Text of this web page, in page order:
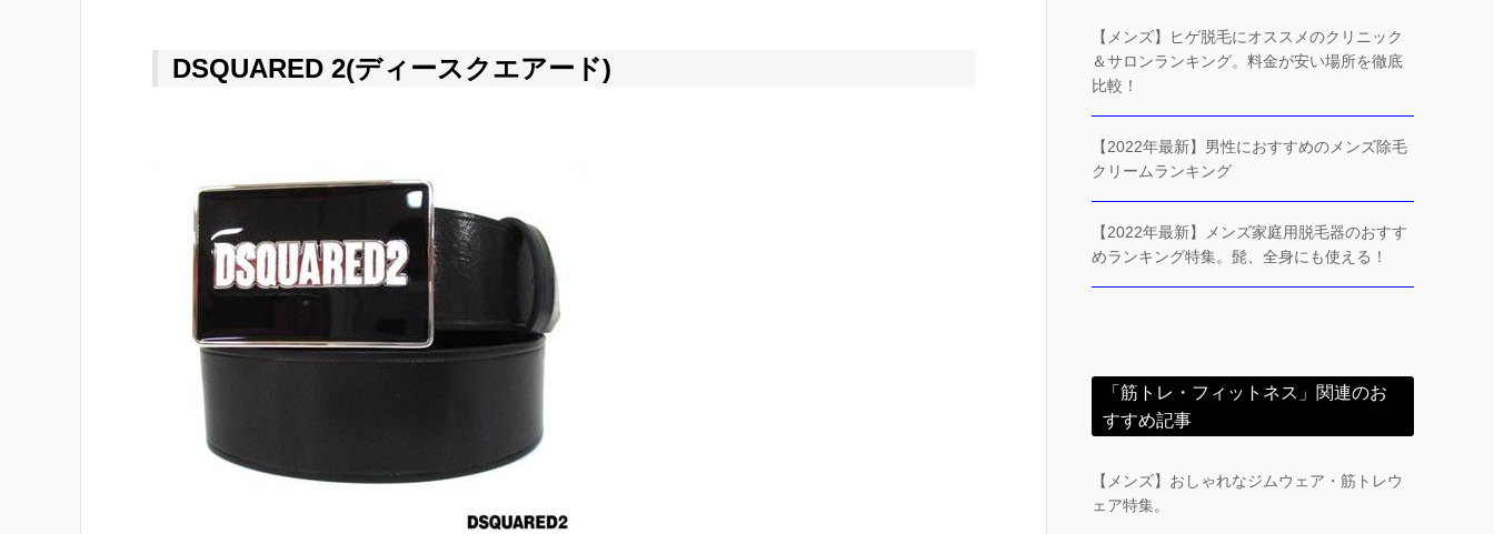
DSQUARED 2(ディースクエアード)
【メンズ】ヒゲ脱毛にオススメのクリニック
＆サロンランキング。料金が安い場所を徹底
比較！
【2022年最新】男性におすすめのメンズ除毛
クリームランキング
【2022年最新】メンズ家庭用脱毛器のおすす
めランキング特集。髭、全身にも使える！
「筋トレ・フィットネス」関連のお
すすめ記事
【メンズ】おしゃれなジムウェア・筋トレウ
ェア特集。